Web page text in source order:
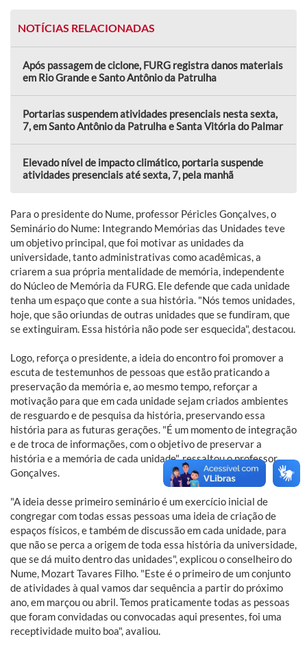
NOTÍCIAS RELACIONADAS
Após passagem de ciclone, FURG registra danos materiais
em Rio Grande e Santo Antônio da Patrulha
Portarias suspendem atividades presenciais nesta sexta,
7, em Santo Antônio da Patrulha e Santa Vitória do Palmar
Elevado nível de impacto climático, portaria suspende
atividades presenciais até sexta, 7, pela manhã
Para o presidente do Nume, professor Péricles Gonçalves, o
Seminário do Nume: Integrando Memórias das Unidades teve
um objetivo principal, que foi motivar as unidades da
universidade, tanto administrativas como acadêmicas, a
criarem a sua própria mentalidade de memória, independente
do Núcleo de Memória da FURG. Ele defende que cada unidade
tenha um espaço que conte a sua história. "Nós temos unidades,
hoje, que são oriundas de outras unidades que se fundiram, que
se extinguiram. Essa história não pode ser esquecida", destacou.
Logo, reforça o presidente, a ideia do encontro foi promover a
escuta de testemunhos de pessoas que estão praticando a
preservação da memória e, ao mesmo tempo, reforçar a
motivação para que em cada unidade sejam criados ambientes
de resguardo e de pesquisa da história, preservando essa
história para as futuras gerações. "É um momento de integração
e de troca de informações, com o objetivo de preservar a
história e a memória de cada unidade", ressaltou o professor
Gonçalves.
"A ideia desse primeiro seminário é um exercício inicial de
congregar com todas essas pessoas uma ideia de criação de
espaços físicos, e também de discussão em cada unidade, para
que não se perca a origem de toda essa história da universidade,
que se dá muito dentro das unidades", explicou o conselheiro do
Nume, Mozart Tavares Filho. "Este é o primeiro de um conjunto
de atividades à qual vamos dar sequência a partir do próximo
ano, em marçou ou abril. Temos praticamente todas as pessoas
que foram convidadas ou convocadas aqui presentes, foi uma
receptividade muito boa", avaliou.